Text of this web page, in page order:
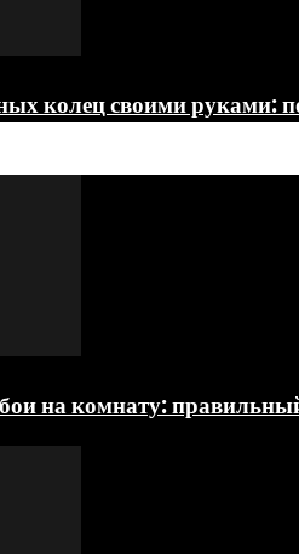
колец своими руками:
на комнату: